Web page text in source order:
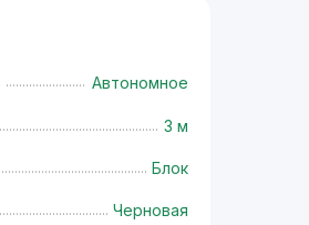
Автономное
3 м
Блок
Черновая